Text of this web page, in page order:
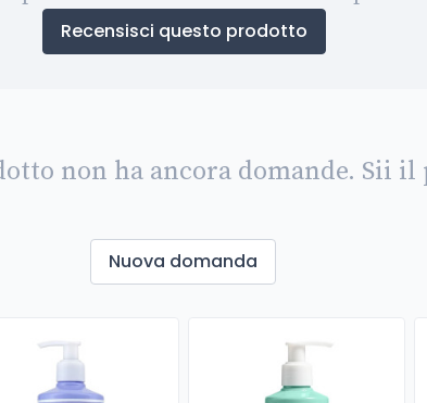
Recensisci questo prodotto
non ha ancora domande. Sii
Nuova domanda